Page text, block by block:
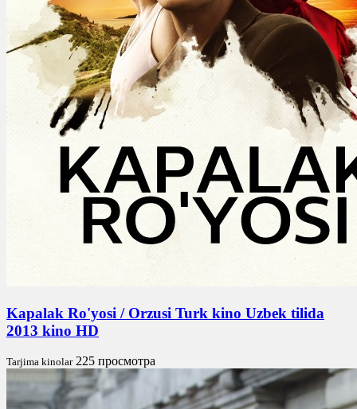
Kapalak Ro'yosi / Orzusi Turk kino Uzbek tilida
2013 kino HD
Tarjima kinolar 225 просмотра